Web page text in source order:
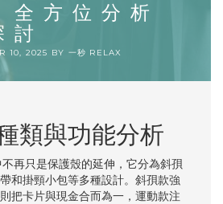
全方位分析
討
10, 2025 BY 一秒 RELAX
類與功能分析
再只是保護殼的延伸，它分為斜孭
和掛頸小包等多種設計。斜孭款強
把卡片與現金合而為一，運動款注